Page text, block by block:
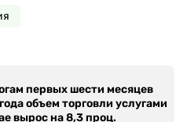
первых шести месяцев
объем торговли услугами
вырос на 8,3 проц.